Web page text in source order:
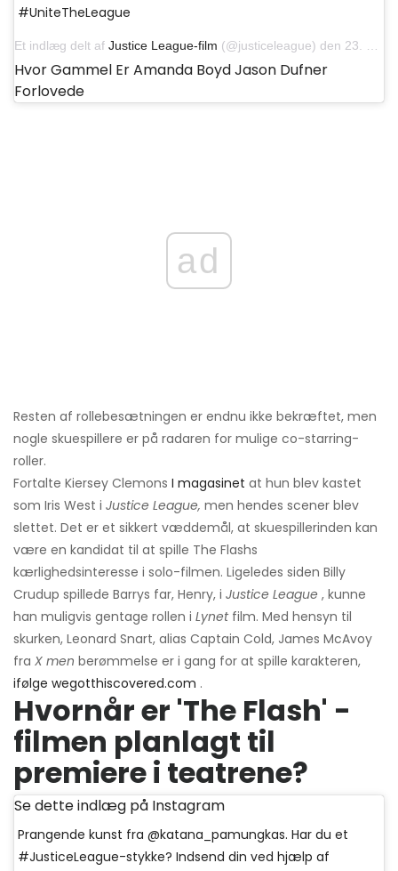
#UniteTheLeague
Et indlæg delt af Justice League-film (@justiceleague) den 23. marts 2017 kl. 16:31 PDT
Hvor Gammel Er Amanda Boyd Jason Dufner
Forlovede
ad
Resten af ​​rollebesætningen er endnu ikke bekræftet, men
nogle skuespillere er på radaren for mulige co-starring-
roller.
Fortalte Kiersey Clemons I magasinet at hun blev kastet
som Iris West i Justice League, men hendes scener blev
slettet. Det er et sikkert væddemål, at skuespillerinden kan
være en kandidat til at spille The Flashs
kærlighedsinteresse i solo-filmen. Ligeledes siden Billy
Crudup spillede Barrys far, Henry, i Justice League , kunne
han muligvis gentage rollen i Lynetfilm. Med hensyn til
skurken, Leonard Snart, alias Captain Cold, James McAvoy
fra X men berømmelse er i gang for at spille karakteren,
ifølge wegotthiscovered.com .
Hvornår er 'The Flash' -
filmen planlagt til
premiere i teatrene?
Se dette indlæg på Instagram
Prangende kunst fra @katana_pamungkas. Har du et
#JusticeLeague-stykke? Indsend din ved hjælp af